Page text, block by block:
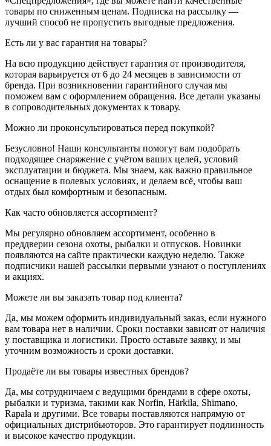
товары по сниженным ценам. Подписка на рассылку —
лучший способ не пропустить выгодные предложения.
Есть ли у вас гарантия на товары?
На всю продукцию действует гарантия от производителя,
которая варьируется от 6 до 24 месяцев в зависимости от
бренда. При возникновении гарантийного случая мы
поможем вам с оформлением обращения. Все детали указаны
в сопроводительных документах к товару.
Можно ли проконсультироваться перед покупкой?
Безусловно! Наши консультанты помогут вам подобрать
подходящее снаряжение с учётом ваших целей, условий
эксплуатации и бюджета. Мы знаем, как важно правильное
оснащение в полевых условиях, и делаем всё, чтобы ваш
отдых был комфортным и безопасным.
Как часто обновляется ассортимент?
Мы регулярно обновляем ассортимент, особенно в
преддверии сезона охоты, рыбалки и отпусков. Новинки
появляются на сайте практически каждую неделю. Также
подписчики нашей рассылки первыми узнают о поступлениях
и акциях.
Можете ли вы заказать товар под клиента?
Да, мы можем оформить индивидуальный заказ, если нужного
вам товара нет в наличии. Сроки поставки зависят от наличия
у поставщика и логистики. Просто оставьте заявку, и мы
уточним возможность и сроки доставки.
Продаёте ли вы товары известных брендов?
Да, мы сотрудничаем с ведущими брендами в сфере охоты,
рыбалки и туризма, такими как Norfin, Härkila, Shimano,
Rapala и другими. Все товары поставляются напрямую от
официальных дистрибьюторов. Это гарантирует подлинность
и высокое качество продукции.